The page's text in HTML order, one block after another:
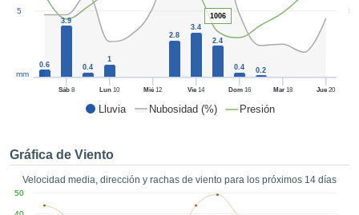
ya sean
así como
un perfil
para
y
CONFIGURACIÓN
Lluvia Nubosidad (%) Presión
50
Sáb8 Lun 10 Mié 12 Vie 14 Dom16 Mar18 Jue 20
5
mm
0.6
3.9
0.4
1
2.8
3.4
2.4
0.4 0.2
1006
Gráfica de Viento
Velocidad media, dirección y rachas de viento para los próximos 14 días
50